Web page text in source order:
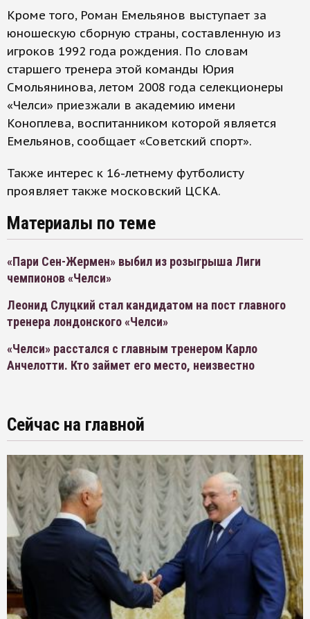
Кроме того, Роман Емельянов выступает за
юношескую сборную страны, составленную из
игроков 1992 года рождения. По словам
старшего тренера этой команды Юрия
Смольянинова, летом 2008 года селекционеры
«Челси» приезжали в академию имени
Коноплева, воспитанником которой является
Емельянов, сообщает «Советский спорт».
Также интерес к 16-летнему футболисту
проявляет также московский ЦСКА.
Материалы по теме
«Пари Сен-Жермен» выбил из розыгрыша Лиги
чемпионов «Челси»
Леонид Слуцкий стал кандидатом на пост главного
тренера лондонского «Челси»
«Челси» расстался с главным тренером Карло
Анчелотти. Кто займет его место, неизвестно
Сейчас на главной